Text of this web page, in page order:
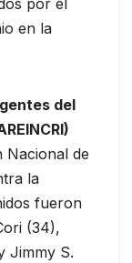
por el
en la
del
Nacional de
la
fueron
(34),
Jimmy S.